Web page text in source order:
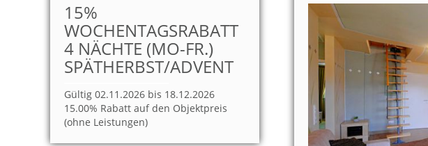
15%
WOCHENTAGSRABATT
4 NÄCHTE (MO-FR.)
SPÄTHERBST/ADVENT
Gültig 02.11.2026 bis 18.12.2026
15.00% Rabatt auf den Objektpreis
(ohne Leistungen)